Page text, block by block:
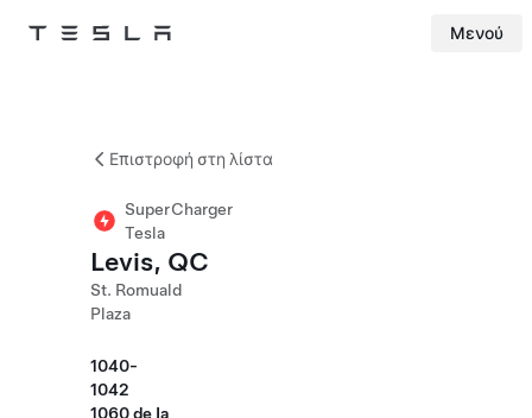
Tesla Μενού
Επιστροφή στη λίστα
SuperCharger
Tesla
Levis, QC
St. Romuald
Plaza
1040-
1042
1060 de Ia